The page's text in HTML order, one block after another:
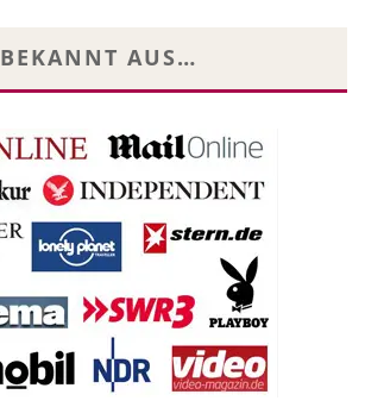
BEKANNT AUS…